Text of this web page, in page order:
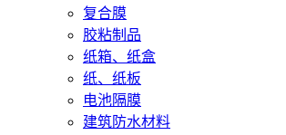
复合膜
胶粘制品
纸箱、纸盒
纸、纸板
电池隔膜
建筑防水材料